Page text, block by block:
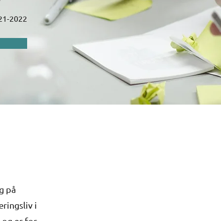
2022
på
i